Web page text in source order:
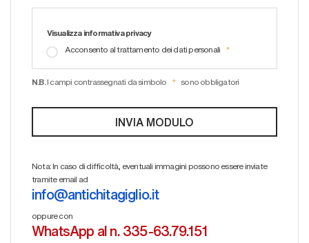
Visualizza informativa privacy
Acconsento al trattamento dei dati personali
N.B. I campi contrassegnati da simbolo sono obbligatori
Nota: In caso di difficoltà, eventuali immagini possono essere inviate
tramite email ad
info@antichitagiglio.it
oppure con
WhatsApp al n. 335-63.79.151